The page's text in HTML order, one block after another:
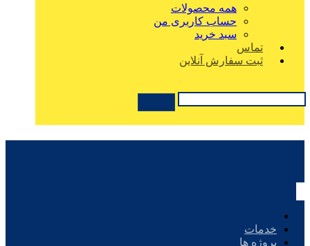
همه محصولات
حساب کاربری من
سبد خرید
تماس
ثبت سفارش آنلاین
خدمات
پروژه ها